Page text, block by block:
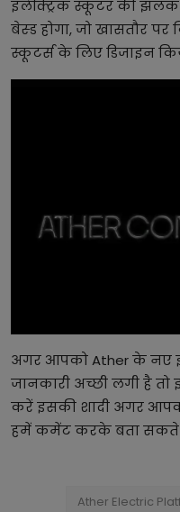
इलेक्ट्रिक स्कूटर की झलक
बेस्ड होगा, जो खासतौर
स्कूटर्स के लिए डिजाइन
अगर आपको Ather के नए
जानकारी अच्छी लगी है
करें इसकी शादी अगर
हमें कमेंट करके बता सकते
Ather Electric